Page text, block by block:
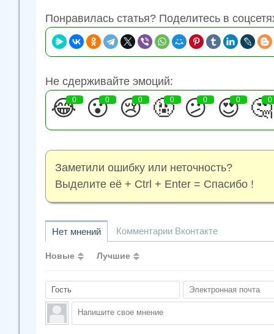
Понравилась статья? Поделитесь в
Не сдерживайте эмоций:
😂
0 😮
0 😢
0 🤬
0 😕
0 😍
0 🤔
0
Заметили ошибку или неточность?
Выделите её + Ctrl + Enter = Спасибо !
Нет мнений Комментарии Вконтакте
Новые Лучшие